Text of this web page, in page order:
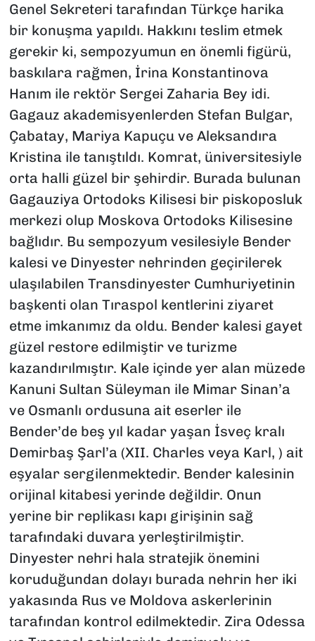
Genel Sekreteri tarafından Türkçe harika
bir konuşma yapıldı. Hakkını teslim etmek
gerekir ki, sempozyumun en önemli figürü,
baskılara rağmen, İrina Konstantinova
Hanım ile rektör Sergei Zaharia Bey idi.
Gagauz akademisyenlerden Stefan Bulgar,
Çabatay, Mariya Kapuçu ve Aleksandıra
Kristina ile tanıştıldı. Komrat, üniversitesiyle
orta halli güzel bir şehirdir. Burada bulunan
Gagauziya Ortodoks Kilisesi bir piskoposluk
merkezi olup Moskova Ortodoks Kilisesine
bağlıdır. Bu sempozyum vesilesiyle Bender
kalesi ve Dinyester nehrinden geçirilerek
ulaşılabilen Transdinyester Cumhuriyetinin
başkenti olan Tıraspol kentlerini ziyaret
etme imkanımız da oldu. Bender kalesi gayet
güzel restore edilmiştir ve turizme
kazandırılmıştır. Kale içinde yer alan müzede
Kanuni Sultan Süleyman ile Mimar Sinan’a
ve Osmanlı ordusuna ait eserler ile
Bender’de beş yıl kadar yaşan İsveç kralı
Demirbaş Şarl’a (XII. Charles veya Karl, ) ait
eşyalar sergilenmektedir. Bender kalesinin
orijinal kitabesi yerinde değildir. Onun
yerine bir replikası kapı girişinin sağ
tarafındaki duvara yerleştirilmiştir.
Dinyester nehri hala stratejik önemini
koruduğundan dolayı burada nehrin her iki
yakasında Rus ve Moldova askerlerinin
tarafından kontrol edilmektedir. Zira Odessa